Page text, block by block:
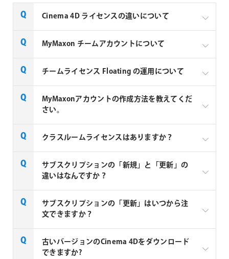
Cinema 4D ライセンスの違いについて
MyMaxon チームアカウントについて
通常のMyMaxonアカウントをチームアカウントに変
グループで共有でき、アカウント管理者は、いつでも
ユーザーを招待したり解除したりできます。 通常のラ
イセンスは個人にしか割り当てできませんが、フロー
ティングライセンスは個人とユーザーのグループに割
り当てることができます。
チームアカウントでのライセンス運用につきまして
は 以下のPDFをご参照ください。
チームアカウントについて.pdf
チームライセンス Floating の運用について
MyMaxonアカウントの作成方法を教えてくだ
さい。
Cinema 4D サブスクリプションをご注文の際には、
カウントを作成していない場合は、以下のPDFをご参
照の上、アカウント作成をお願い致します。
クラスルームライセンスはありますか？
教育機関向けの「Cinema 4D サブスクリプション 1年
間 フローティング クラスルーム ライセンス(2シート
ご検討の方は別途お見積もり致しますのでお問い合わ
ください。
サブスクリプションの「新規」と「更新」の
違いはなんですか？
【新規】としてご購入いただくケース
– サブスクリプションを初めてご購入する場合
が終了して1ヶ月以上経過している場合
【更新】としてご購入いただくケース
サブスクリプションの「更新」はいつから注
文できますか？
サブスクリプションの更新につきましては、終了日の
約1ヶ月前よりご注文可能です。
古いバージョンのCinema 4Dをダウンロード
できますか?